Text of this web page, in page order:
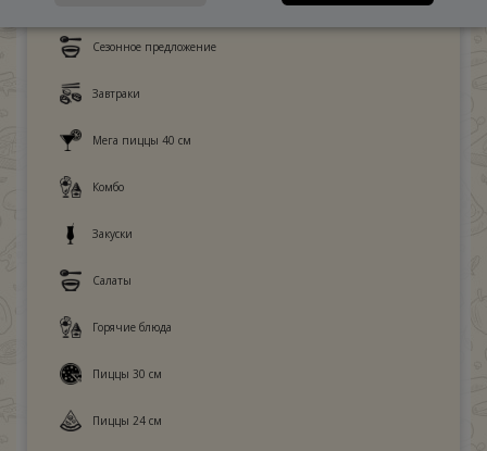
Сезонное предложение
Завтраки
Мега пиццы 40 см
Комбо
Закуски
Салаты
Горячие блюда
Пиццы 30 см
Пиццы 24 см